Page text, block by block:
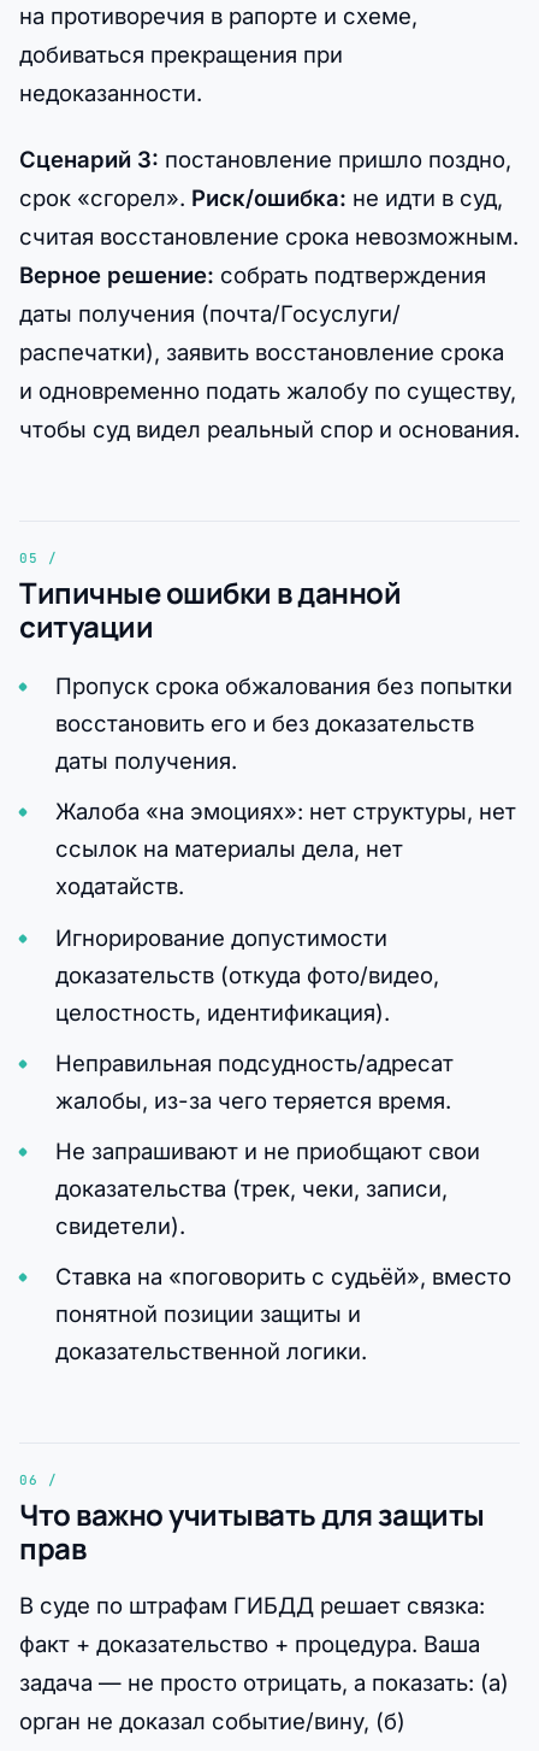
на противоречия в рапорте и схеме,
добиваться прекращения при
недоказанности.
Сценарий 3: постановление пришло поздно,
срок «сгорел». Риск/ошибка: не идти в суд,
считая восстановление срока невозможным.
Верное решение: собрать подтверждения
даты получения (почта/Госуслуги/
распечатки), заявить восстановление срока
и одновременно подать жалобу по существу,
чтобы суд видел реальный спор и основания.
Типичные ошибки в данной
ситуации
Пропуск срока обжалования без попытки
восстановить его и без доказательств
даты получения.
Жалоба «на эмоциях»: нет структуры, нет
ссылок на материалы дела, нет
ходатайств.
Игнорирование допустимости
доказательств (откуда фото/видео,
целостность, идентификация).
Неправильная подсудность/адресат
жалобы, из-за чего теряется время.
Не запрашивают и не приобщают свои
доказательства (трек, чеки, записи,
свидетели).
Ставка на «поговорить с судьёй», вместо
понятной позиции защиты и
доказательственной логики.
Что важно учитывать для защиты
прав
В суде по штрафам ГИБДД решает связка:
факт + доказательство + процедура. Ваша
задача — не просто отрицать, а показать: (а)
орган не доказал событие/вину, (б)